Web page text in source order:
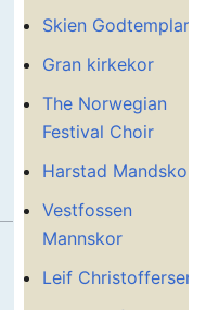
Skien
Gran kirkekor
The Norwegian
Festival Choir
Harstad Mandskor
Vestfossen
Mannskor
Leif Christoffersen